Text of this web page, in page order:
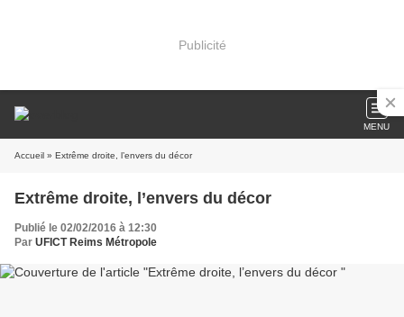
Publicité
MENU
Accueil » Extrême droite, l’envers du décor
Extrême droite, l’envers du décor
Publié le 02/02/2016 à 12:30
Par UFICT Reims Métropole